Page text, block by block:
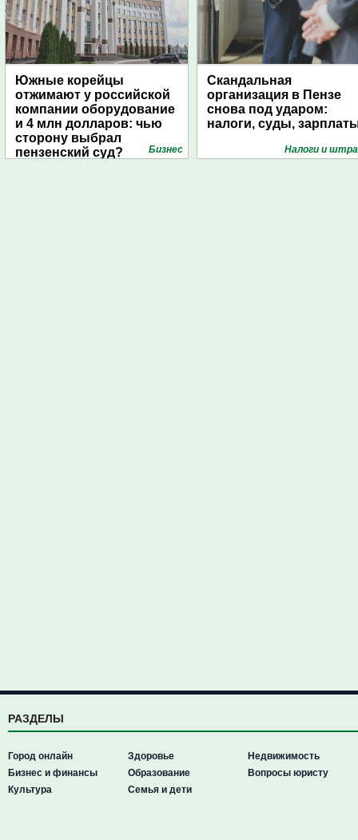
Южные корейцы
отжимают у российской
компании оборудование
и 4 млн долларов: чью
сторону выбрал
пензенский суд?
Бизнес
Скандальная
организация в Пензе
снова под ударом:
налоги, суды,
Налоги и
РАЗДЕЛЫ
Город онлайн
Бизнес и финансы
Культура
Здоровье
Образование
Семья и дети
Недвижимость
Вопросы юристу